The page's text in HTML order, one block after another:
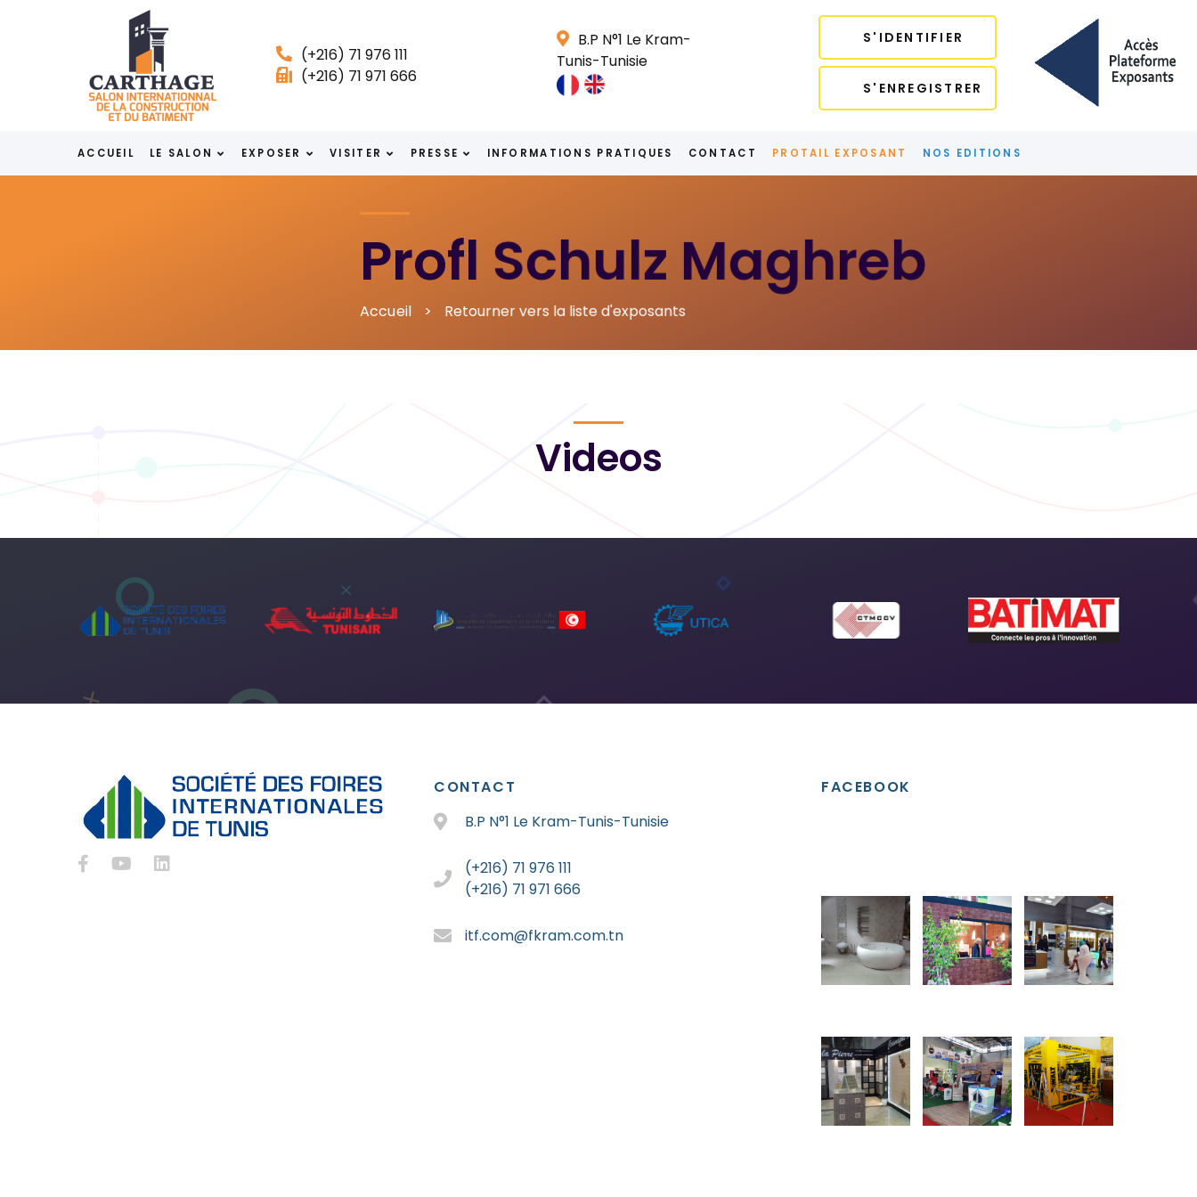
(+216) 71 976 111
(+216) 71 971 666
B.P N°1 Le Kram-
Tunis-Tunisie
S'IDENTIFIER
S'ENREGISTRER
ACCUEIL LE SALON EXPOSER VISITER PRESSE INFORMATIONS PRATIQUES CONTACT PROTAIL EXPOSANT NOS EDITIONS
Profl Schulz Maghreb
Accueil Retourner vers la liste d'exposants
Videos
CONTACT
B.P N°1 Le Kram-Tunis-Tunisie
(+216) 71 976 111
(+216) 71 971 666
itf.com@fkram.com.tn
FACEBOOK